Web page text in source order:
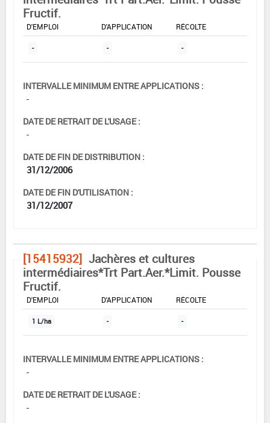
Fructif.
DOSE MAX
D'EMPLOI
D'APPLICATION
RÉCOLTE
- - -
INTERVALLE MINIMUM ENTRE APPLICATIONS :
-
DATE DE RETRAIT DE L'USAGE :
-
DATE DE FIN DE DISTRIBUTION :
31/12/2006
DATE DE FIN D'UTILISATION :
31/12/2007
[15415932] Jachères et cultures
intermédiaires*Trt Part.Aer.*Limit. Pousse
Fructif.
DOSE MAX
D'EMPLOI
D'APPLICATION
RÉCOLTE
1 L/ha - -
INTERVALLE MINIMUM ENTRE APPLICATIONS :
-
DATE DE RETRAIT DE L'USAGE :
-